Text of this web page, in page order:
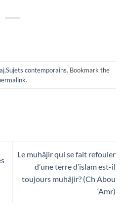
,Sujets contemporains. Bookmark the
.
Le muhâjir qui se fait refouler
d’une terre d’islam est-il
toujours muhâjir? (Ch Abou
‘Amr)